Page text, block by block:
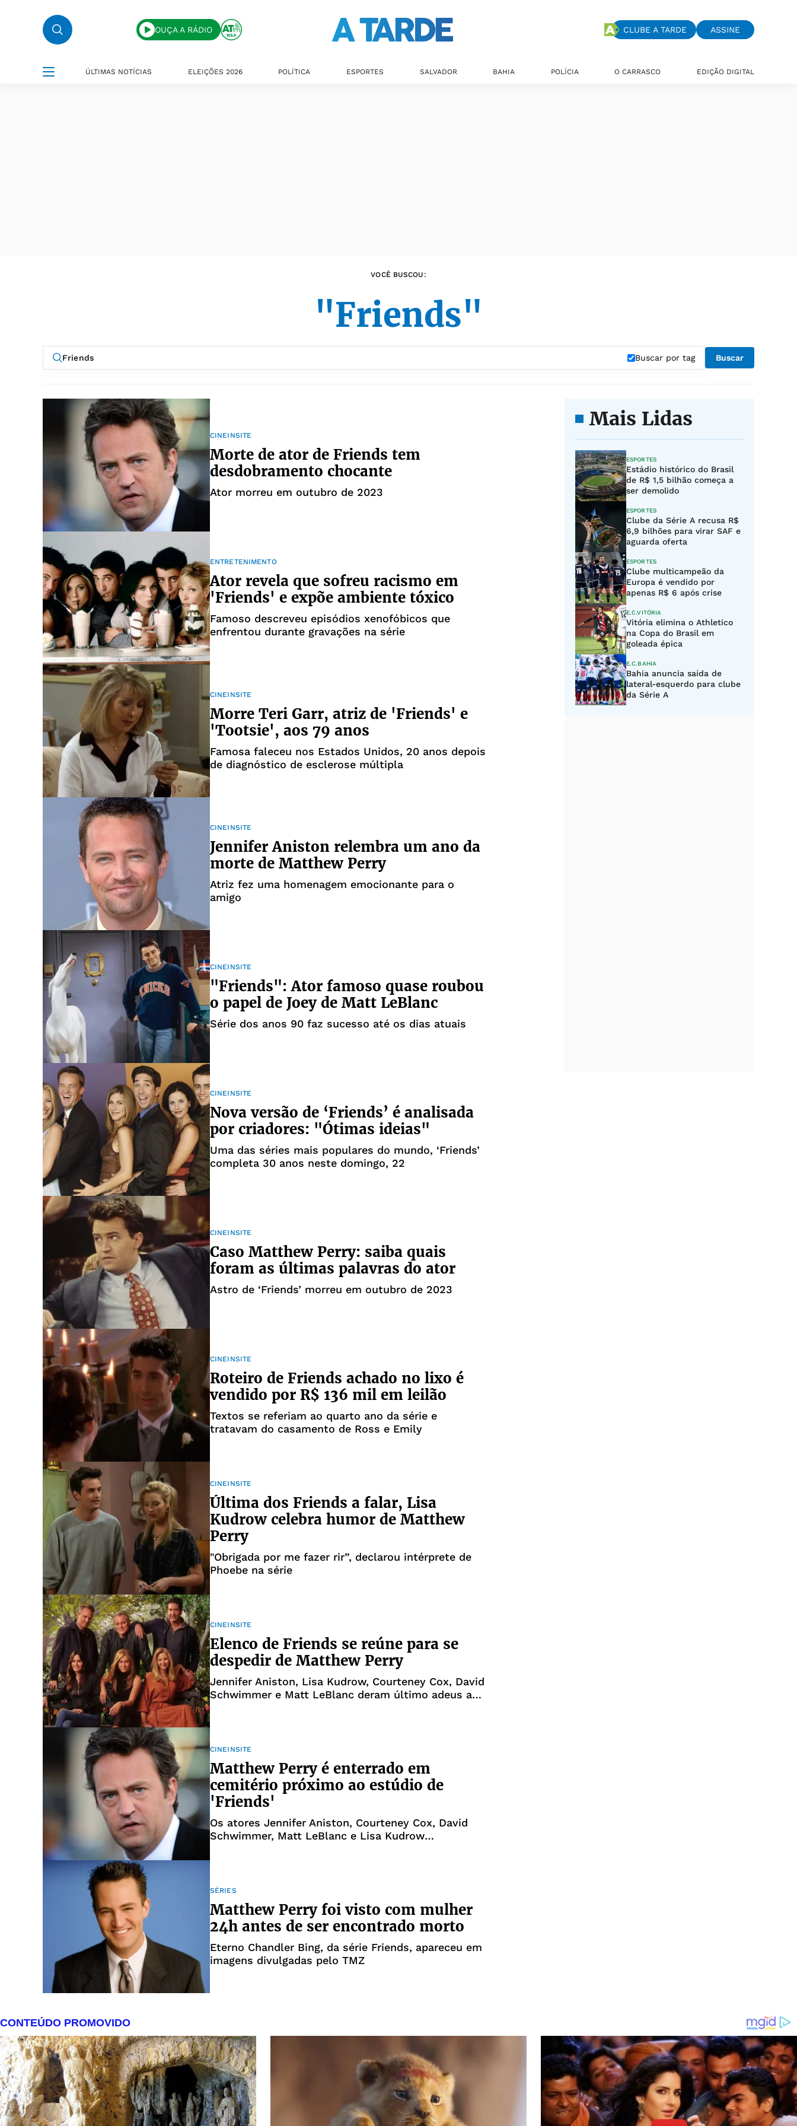
OUÇA A RÁDIO CLUBE A TARDE ASSINE
ÚLTIMAS NOTÍCIAS ELEIÇÕES 2026 POLÍTICA ESPORTES SALVADOR BAHIA POLÍCIA O CARRASCO EDIÇÃO DIGITAL
VOCÊ BUSCOU:
"Friends"
Buscar por tag Buscar
CINEINSITE
Morte de ator de Friends tem
desdobramento chocante
Ator morreu em outubro de 2023
ENTRETENIMENTO
Ator revela que sofreu racismo em
'Friends' e expõe ambiente tóxico
Famoso descreveu episódios xenofóbicos que
enfrentou durante gravações na série
CINEINSITE
Morre Teri Garr, atriz de 'Friends' e
'Tootsie', aos 79 anos
Famosa faleceu nos Estados Unidos, 20 anos depois
de diagnóstico de esclerose múltipla
CINEINSITE
Jennifer Aniston relembra um ano da
morte de Matthew Perry
Atriz fez uma homenagem emocionante para o
amigo
CINEINSITE
"Friends": Ator famoso quase roubou
o papel de Joey de Matt LeBlanc
Série dos anos 90 faz sucesso até os dias atuais
CINEINSITE
Nova versão de ‘Friends’ é analisada
por criadores: "Ótimas ideias"
Uma das séries mais populares do mundo, ‘Friends’
completa 30 anos neste domingo, 22
CINEINSITE
Caso Matthew Perry: saiba quais
foram as últimas palavras do ator
Astro de ‘Friends’ morreu em outubro de 2023
CINEINSITE
Roteiro de Friends achado no lixo é
vendido por R$ 136 mil em leilão
Textos se referiam ao quarto ano da série e
tratavam do casamento de Ross e Emily
CINEINSITE
Última dos Friends a falar, Lisa
Kudrow celebra humor de Matthew
Perry
"Obrigada por me fazer rir”, declarou intérprete de
Phoebe na série
CINEINSITE
Elenco de Friends se reúne para se
despedir de Matthew Perry
Jennifer Aniston, Lisa Kudrow, Courteney Cox, David
Schwimmer e Matt LeBlanc deram último adeus ao
CINEINSITE
Matthew Perry é enterrado em
cemitério próximo ao estúdio de
'Friends'
Os atores Jennifer Aniston, Courteney Cox, David
Schwimmer, Matt LeBlanc e Lisa Kudrow
SÉRIES
Matthew Perry foi visto com mulher
24h antes de ser encontrado morto
Eterno Chandler Bing, da série Friends, apareceu em
imagens divulgadas pelo TMZ
Mais Lidas
ESPORTES
Estádio histórico do Brasil
de R$ 1,5 bilhão começa a
ser demolido
ESPORTES
Clube da Série A recusa R$
6,9 bilhões para virar SAF e
aguarda oferta
ESPORTES
Clube multicampeão da
Europa é vendido por
apenas R$ 6 após crise
E.C.VITÓRIA
Vitória elimina o Athletico
na Copa do Brasil em
goleada épica
E.C.BAHIA
Bahia anuncia saída de
lateral-esquerdo para clube
da Série A